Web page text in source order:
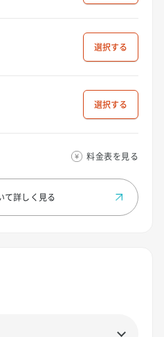
選択
選択
料金表を見る
て詳しく見る